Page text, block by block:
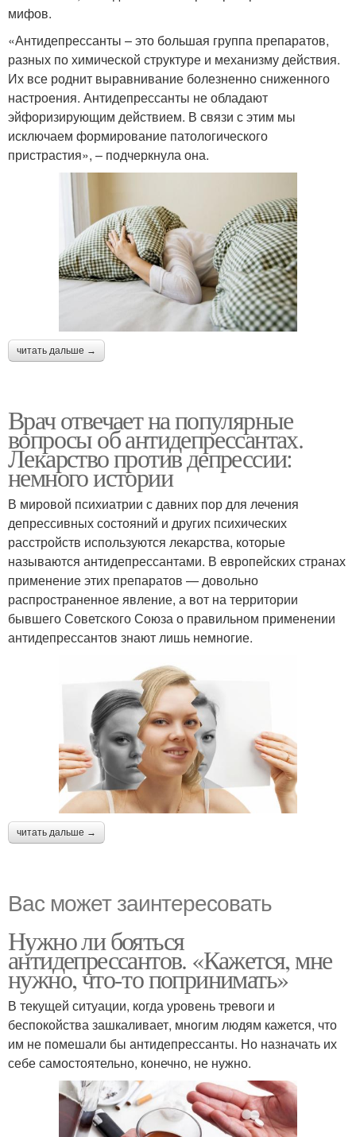
мифов.
«Антидепрессанты – это большая группа препаратов,
разных по химической структуре и механизму действия.
Их все роднит выравнивание болезненно сниженного
настроения. Антидепрессанты не обладают
эйфоризирующим действием. В связи с этим мы
исключаем формирование патологического
пристрастия», – подчеркнула она.
читать дальше →
Врач отвечает на популярные
вопросы об антидепрессантах.
Лекарство против депрессии:
немного истории
В мировой психиатрии с давних пор для лечения
депрессивных состояний и других психических
расстройств используются лекарства, которые
называются антидепрессантами. В европейских странах
применение этих препаратов — довольно
распространенное явление, а вот на территории
бывшего Советского Союза о правильном применении
антидепрессантов знают лишь немногие.
читать дальше →
Вас может заинтересовать
Нужно ли бояться
антидепрессантов. «Кажется, мне
нужно, что-то попринимать»
В текущей ситуации, когда уровень тревоги и
беспокойства зашкаливает, многим людям кажется, что
им не помешали бы антидепрессанты. Но назначать их
себе самостоятельно, конечно, не нужно.